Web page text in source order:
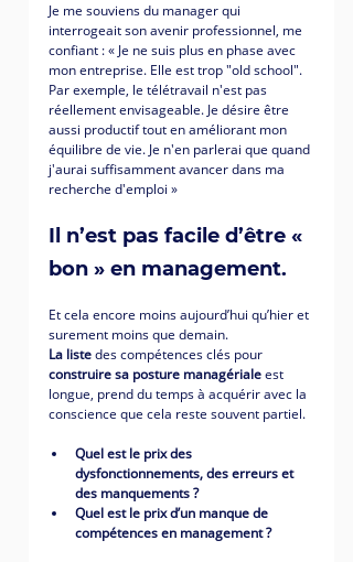
Je me souviens du manager qui
interrogeait son avenir professionnel, me
confiant : « Je ne suis plus en phase avec
mon entreprise. Elle est trop "old school".
Par exemple, le télétravail n'est pas
réellement envisageable. Je désire être
aussi productif tout en améliorant mon
équilibre de vie. Je n'en parlerai que quand
j'aurai suffisamment avancer dans ma
recherche d'emploi »
Il n’est pas facile d’être «
bon » en management.
Et cela encore moins aujourd’hui qu’hier et
surement moins que demain.
La liste des compétences clés pour
construire sa posture managériale est
longue, prend du temps à acquérir avec la
conscience que cela reste souvent partiel.
Quel est le prix des
dysfonctionnements, des erreurs et
des manquements ?
Quel est le prix d’un manque de
compétences en management ?